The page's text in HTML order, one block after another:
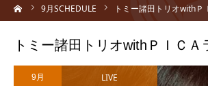
9月SCHEDULE トミー諸田トリオwithＰ
トミー諸田トリオwithＰＩＣＡ
9月 LIVE